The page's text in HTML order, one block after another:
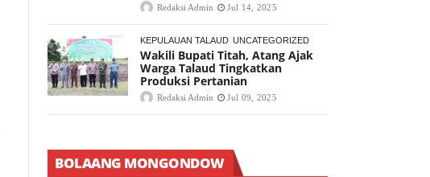
Redaksi Admin Jul 14, 2025
KEPULAUAN TALAUD UNCATEGORIZED
Wakili Bupati Titah, Atang Ajak
Warga Talaud Tingkatkan
Produksi Pertanian
Redaksi Admin Jul 09, 2025
BOLAANG MONGONDOW